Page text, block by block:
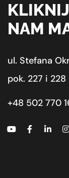
NAM
ul. Stefana
pok. 227 i 228
+48 502 770